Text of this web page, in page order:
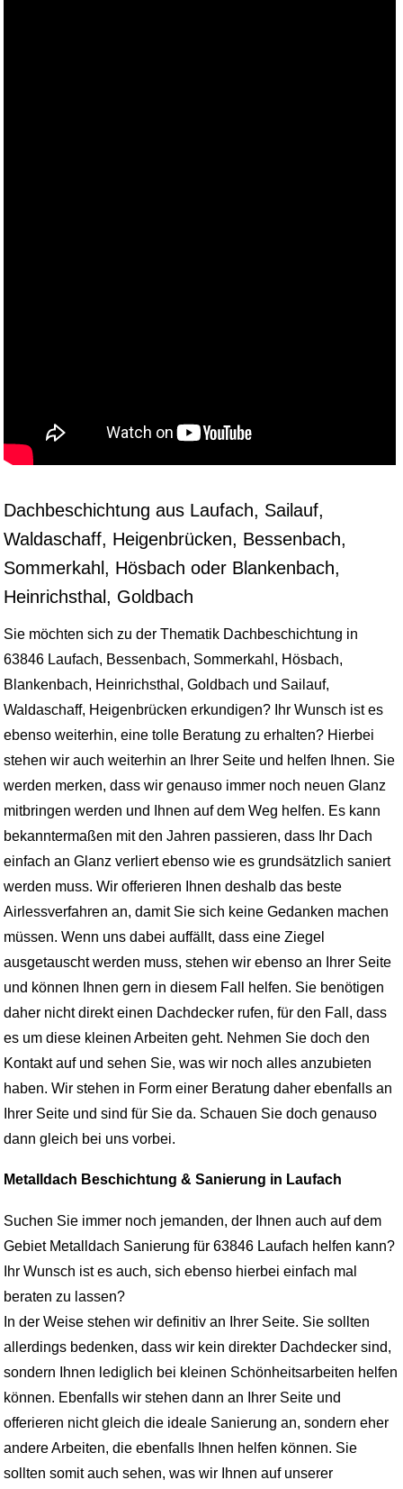
Dachbeschichtung aus Laufach, Sailauf,
Waldaschaff, Heigenbrücken, Bessenbach,
Sommerkahl, Hösbach oder Blankenbach,
Heinrichsthal, Goldbach
Sie möchten sich zu der Thematik Dachbeschichtung in
63846 Laufach, Bessenbach, Sommerkahl, Hösbach,
Blankenbach, Heinrichsthal, Goldbach und Sailauf,
Waldaschaff, Heigenbrücken erkundigen? Ihr Wunsch ist es
ebenso weiterhin, eine tolle Beratung zu erhalten? Hierbei
stehen wir auch weiterhin an Ihrer Seite und helfen Ihnen. Sie
werden merken, dass wir genauso immer noch neuen Glanz
mitbringen werden und Ihnen auf dem Weg helfen. Es kann
bekanntermaßen mit den Jahren passieren, dass Ihr Dach
einfach an Glanz verliert ebenso wie es grundsätzlich saniert
werden muss. Wir offerieren Ihnen deshalb das beste
Airlessverfahren an, damit Sie sich keine Gedanken machen
müssen. Wenn uns dabei auffällt, dass eine Ziegel
ausgetauscht werden muss, stehen wir ebenso an Ihrer Seite
und können Ihnen gern in diesem Fall helfen. Sie benötigen
daher nicht direkt einen Dachdecker rufen, für den Fall, dass
es um diese kleinen Arbeiten geht. Nehmen Sie doch den
Kontakt auf und sehen Sie, was wir noch alles anzubieten
haben. Wir stehen in Form einer Beratung daher ebenfalls an
Ihrer Seite und sind für Sie da. Schauen Sie doch genauso
dann gleich bei uns vorbei.
Metalldach Beschichtung & Sanierung in Laufach
Suchen Sie immer noch jemanden, der Ihnen auch auf dem
Gebiet Metalldach Sanierung für 63846 Laufach helfen kann?
Ihr Wunsch ist es auch, sich ebenso hierbei einfach mal
beraten zu lassen?
In der Weise stehen wir definitiv an Ihrer Seite. Sie sollten
allerdings bedenken, dass wir kein direkter Dachdecker sind,
sondern Ihnen lediglich bei kleinen Schönheitsarbeiten helfen
können. Ebenfalls wir stehen dann an Ihrer Seite und
offerieren nicht gleich die ideale Sanierung an, sondern eher
andere Arbeiten, die ebenfalls Ihnen helfen können. Sie
sollten somit auch sehen, was wir Ihnen auf unserer